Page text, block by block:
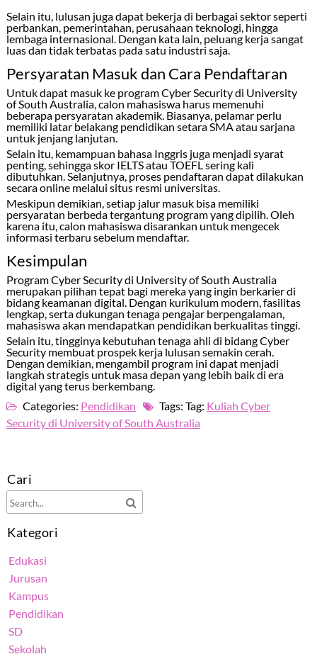
Selain itu, lulusan juga dapat bekerja di berbagai sektor seperti
perbankan, pemerintahan, perusahaan teknologi, hingga
lembaga internasional. Dengan kata lain, peluang kerja sangat
luas dan tidak terbatas pada satu industri saja.
Persyaratan Masuk dan Cara Pendaftaran
Untuk dapat masuk ke program Cyber Security di University
of South Australia, calon mahasiswa harus memenuhi
beberapa persyaratan akademik. Biasanya, pelamar perlu
memiliki latar belakang pendidikan setara SMA atau sarjana
untuk jenjang lanjutan.
Selain itu, kemampuan bahasa Inggris juga menjadi syarat
penting, sehingga skor IELTS atau TOEFL sering kali
dibutuhkan. Selanjutnya, proses pendaftaran dapat dilakukan
secara online melalui situs resmi universitas.
Meskipun demikian, setiap jalur masuk bisa memiliki
persyaratan berbeda tergantung program yang dipilih. Oleh
karena itu, calon mahasiswa disarankan untuk mengecek
informasi terbaru sebelum mendaftar.
Kesimpulan
Program Cyber Security di University of South Australia
merupakan pilihan tepat bagi mereka yang ingin berkarier di
bidang keamanan digital. Dengan kurikulum modern, fasilitas
lengkap, serta dukungan tenaga pengajar berpengalaman,
mahasiswa akan mendapatkan pendidikan berkualitas tinggi.
Selain itu, tingginya kebutuhan tenaga ahli di bidangCyber
Securitymembuat prospek kerja lulusan semakin cerah.
Dengan demikian, mengambil program ini dapat menjadi
langkah strategis untuk masa depan yang lebih baik di era
digital yang terus berkembang.
Categories: Pendidikan Tags: Tag: Kuliah Cyber
Security di University of South Australia
Cari
Kategori
Edukasi
Jurusan
Kampus
Pendidikan
SD
Sekolah